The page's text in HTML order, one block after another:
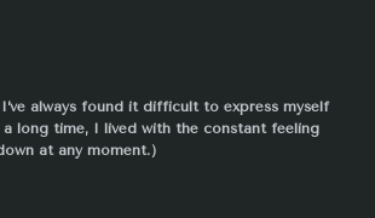
I’ve always found it difficult to express myself
long time, I lived with the constant feeling
at any moment.）